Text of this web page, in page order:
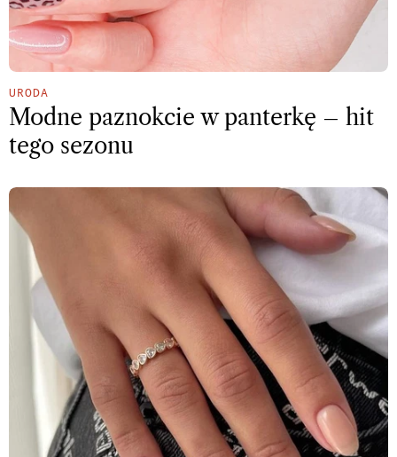
URODA
Modne paznokcie w panterkę – hit
tego sezonu